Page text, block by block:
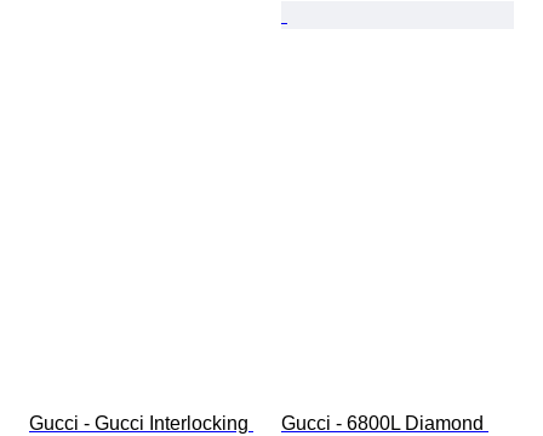
Gucci - Gucci Interlocking
Gucci - 6800L Diamond